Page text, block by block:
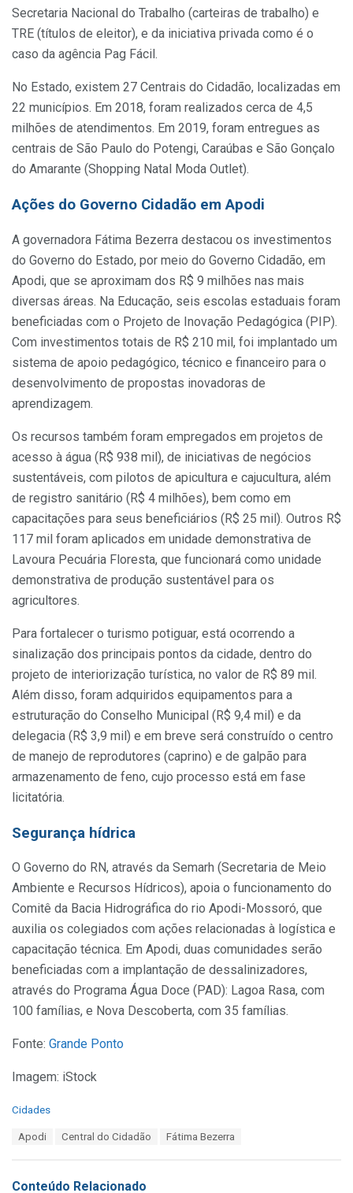
Secretaria Nacional do Trabalho (carteiras de trabalho) e
TRE (títulos de eleitor), e da iniciativa privada como é o
caso da agência Pag Fácil.
No Estado, existem 27 Centrais do Cidadão, localizadas em
22 municípios. Em 2018, foram realizados cerca de 4,5
milhões de atendimentos. Em 2019, foram entregues as
centrais de São Paulo do Potengi, Caraúbas e São Gonçalo
do Amarante (Shopping Natal Moda Outlet).
Ações do Governo Cidadão em Apodi
A governadora Fátima Bezerra destacou os investimentos
do Governo do Estado, por meio do Governo Cidadão, em
Apodi, que se aproximam dos R$ 9 milhões nas mais
diversas áreas. Na Educação, seis escolas estaduais foram
beneficiadas com o Projeto de Inovação Pedagógica (PIP).
Com investimentos totais de R$ 210 mil, foi implantado um
sistema de apoio pedagógico, técnico e financeiro para o
desenvolvimento de propostas inovadoras de
aprendizagem.
Os recursos também foram empregados em projetos de
acesso à água (R$ 938 mil), de iniciativas de negócios
sustentáveis, com pilotos de apicultura e cajucultura, além
de registro sanitário (R$ 4 milhões), bem como em
capacitações para seus beneficiários (R$ 25 mil). Outros R$
117 mil foram aplicados em unidade demonstrativa de
Lavoura Pecuária Floresta, que funcionará como unidade
demonstrativa de produção sustentável para os
agricultores.
Para fortalecer o turismo potiguar, está ocorrendo a
sinalização dos principais pontos da cidade, dentro do
projeto de interiorização turística, no valor de R$ 89 mil.
Além disso, foram adquiridos equipamentos para a
estruturação do Conselho Municipal (R$ 9,4 mil) e da
delegacia (R$ 3,9 mil) e em breve será construído o centro
de manejo de reprodutores (caprino) e de galpão para
armazenamento de feno, cujo processo está em fase
licitatória.
Segurança hídrica
O Governo do RN, através da Semarh (Secretaria de Meio
Ambiente e Recursos Hídricos), apoia o funcionamento do
Comitê da Bacia Hidrográfica do rio Apodi-Mossoró, que
auxilia os colegiados com ações relacionadas à logística e
capacitação técnica. Em Apodi, duas comunidades serão
beneficiadas com a implantação de dessalinizadores,
através do Programa Água Doce (PAD): Lagoa Rasa, com
100 famílias, e Nova Descoberta, com 35 famílias.
Fonte: Grande Ponto
Imagem: iStock
C
o
Cidades
Apodi Central do Cidadão Fátima Bezerra
Conteúdo Relacionado